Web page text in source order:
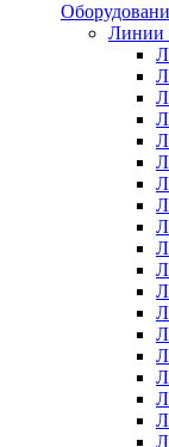
Линии